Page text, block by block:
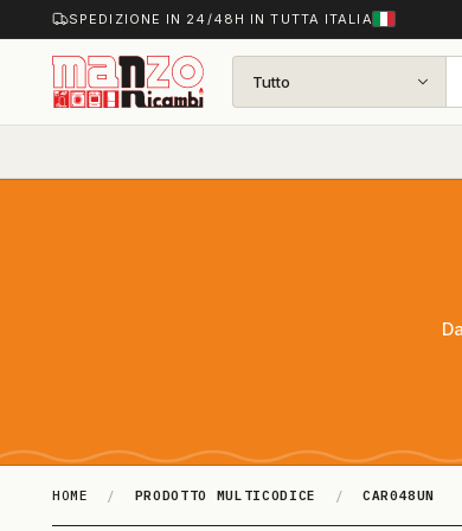
SPEDIZIONE IN 24/48H IN TUTTA ITALIA
Tutto
HOME / PRODOTTO MULTICODICE / CAR048UN
CAR048UN